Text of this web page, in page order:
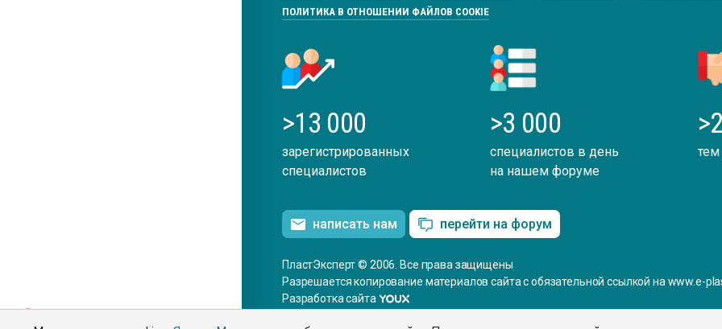
ПОЛИТИКА В ОТНОШЕНИИ ФАЙЛОВ COOKIE
>13 000
зарегистрированных
специалистов
>3 000
специалистов в день
на нашем форуме
тем
написать нам перейти на форум
ПластЭксперт © 2006. Все права защищены
Разрешается копирование материалов сайта с обязательной ссылкой на www.e-
Разработка сайта